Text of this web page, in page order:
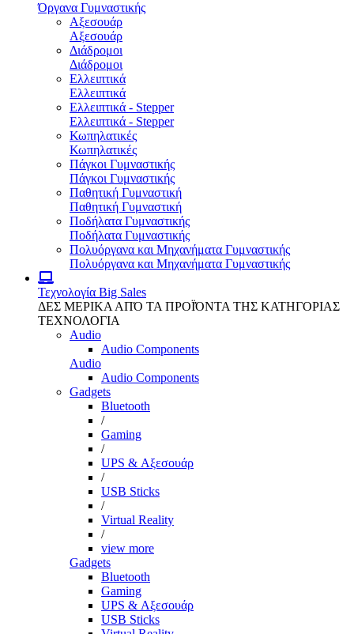
Όργανα Γυμναστικής
Αξεσουάρ
Αξεσουάρ
Διάδρομοι
Διάδρομοι
Ελλειπτικά
Ελλειπτικά
Ελλειπτικά - Stepper
Ελλειπτικά - Stepper
Κωπηλατικές
Κωπηλατικές
Πάγκοι Γυμναστικής
Πάγκοι Γυμναστικής
Παθητική Γυμναστική
Παθητική Γυμναστική
Ποδήλατα Γυμναστικής
Ποδήλατα Γυμναστικής
Πολυόργανα και Μηχανήματα Γυμναστικής
Πολυόργανα και Μηχανήματα Γυμναστικής
Τεχνολογία Big Sales
ΔΕΣ ΜΕΡΙΚΑ ΑΠΌ ΤΑ ΠΡΟΪΌΝΤΑ ΤΗΣ ΚΑΤΗΓΟΡΙΑΣ
ΤΕΧΝΟΛΟΓΙΑ
Audio
Audio Components
Audio
Audio Components
Gadgets
Bluetooth
/
Gaming
/
UPS & Αξεσουάρ
/
USB Sticks
/
Virtual Reality
/
view more
Gadgets
Bluetooth
Gaming
UPS & Αξεσουάρ
USB Sticks